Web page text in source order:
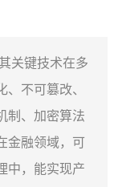
关键技术在多
不可篡改、
制、加密算法
金融领域，可
中，能实现产